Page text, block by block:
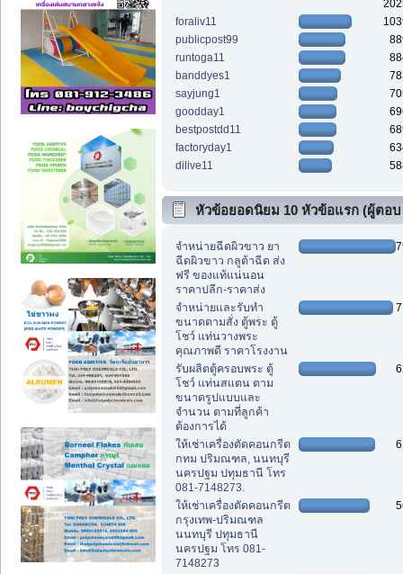
foraliv11
publicpost99
runtoga11
banddyes1
sayjung1
goodday1
bestpostdd11
factoryday1
dilive11
หัวข้อยอดนิยม 10 หัวข้อแรก (ผู้ตอบ
สูงสุด)
จำหน่ายฉีดผิวขาว ยา
ฉีดผิวขาว กลูต้าฉีด ส่ง
ฟรี ของแท้แน่นอน
ราคาปลีก-ราคาส่ง
จำหน่ายและรับทำ
ขนาดตามสั่ง ตู้พระ ตู้
โชว์ แท่นวางพระ
คุณภาพดี ราคาโรงงาน
รับผลิตตู้ครอบพระ ตู้
โชว์ แท่นสแตน ตาม
ขนาดรูปแบบและ
จำนวน ตามที่ลูกค้า
ต้องการได้
ให้เช่าเครื่องตัดคอนกรีต
กทม ปริมณฑล, นนทบุรี
นครปฐม ปทุมธานี โทร
081-7148273.
ให้เช่าเครื่องตัดคอนกรีต
กรุงเทพ-ปริมณฑล
นนทบุรี ปทุมธานี
นครปฐม โทร 081-
7148273